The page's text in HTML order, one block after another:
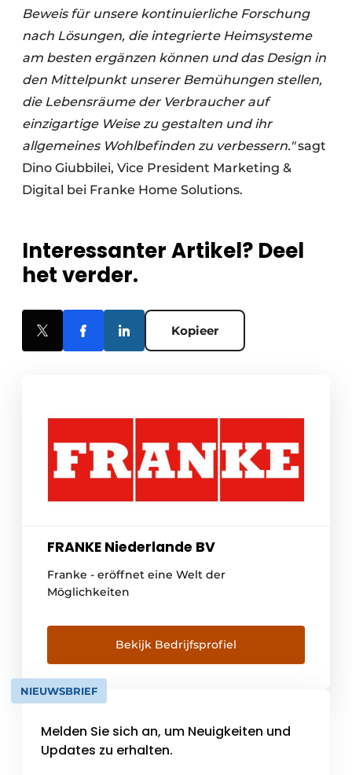
Beweis für unsere kontinuierliche Forschung
nach Lösungen, die integrierte Heimsysteme
am besten ergänzen können und das Design in
den Mittelpunkt unserer Bemühungen stellen,
die Lebensräume der Verbraucher auf
einzigartige Weise zu gestalten und ihr
allgemeines Wohlbefinden zu verbessern."sagt
Dino Giubbilei, Vice President Marketing &
Digital bei Franke Home Solutions.
Interessanter Artikel? Deel
het verder.
Kopieer
FRANKE Niederlande BV
Franke - eröffnet eine Welt der
Möglichkeiten
Bekijk Bedrijfsprofiel
NIEUWSBRIEF
Melden Sie sich an, um Neuigkeiten und
Updates zu erhalten.